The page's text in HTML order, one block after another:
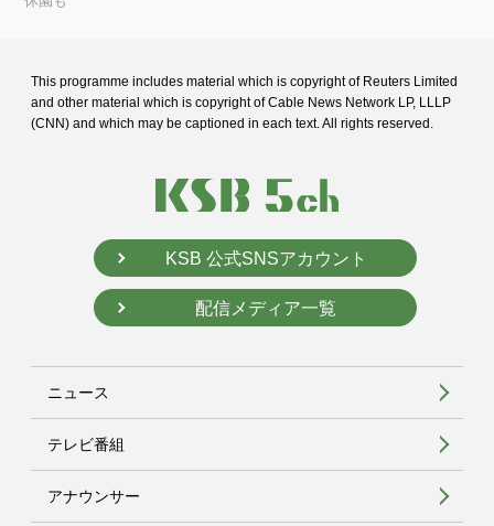
This programme includes material which is copyright of Reuters Limited
and other material which is copyright of Cable News Network LP, LLLP
(CNN) and which may be captioned in each text. All rights reserved.
KSB 公式SNSアカウント
配信メディア一覧
ニュース
テレビ番組
アナウンサー